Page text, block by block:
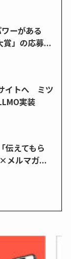
ーがある
賞」の応募...
イトへ ミツ
実装
伝えてもら
メルマガ...